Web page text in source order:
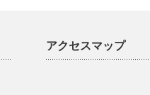
アクセスマップ